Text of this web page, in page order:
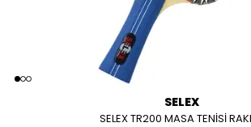
SELEX
SELEX TR200 MASA TENİSİ